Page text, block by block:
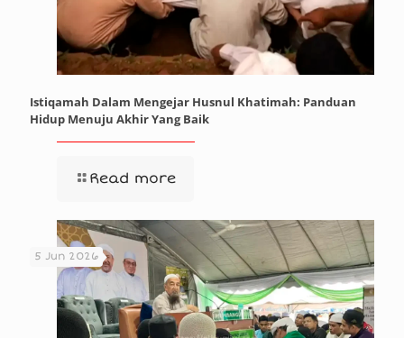
Istiqamah Dalam Mengejar Husnul Khatimah: Panduan
Hidup Menuju Akhir Yang Baik
Read more
5 Jun 2026